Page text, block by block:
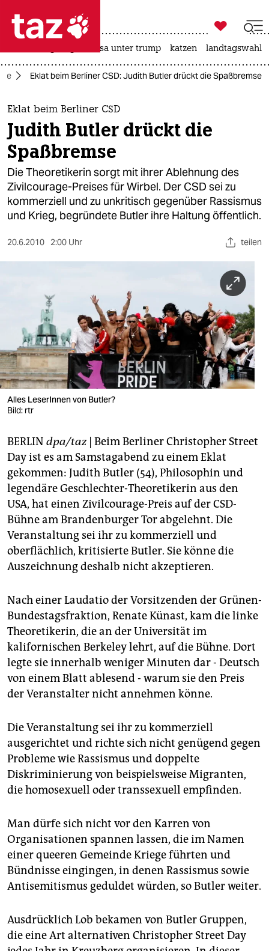
 taz zahl ich
taz zahl ich
themen
politik
öko
gesellschaft
kultur
sport
wahrheit
verlag
verlag
veranstaltungen
fragen & hilfe
unterstützen
abo
genossenschaft
epaper login

taz zahl ich
usa unter trump katzen landtagswahl
Eklat beim Berliner CSD: Judith Butler drückt die Spaßbremse
Eklat beim Berliner CSD
Judith Butler drückt die
Spaßbremse
Die Theoretikerin sorgt mit ihrer Ablehnung des
Zivilcourage-Preises für Wirbel. Der CSD sei zu
kommerziell und zu unkritisch gegenüber Rassismus
und Krieg, begründete Butler ihre Haltung öffentlich.
20.6.2010 2:00 Uhr teilen
Alles LeserInnen von Butler?
Bild: rtr
BERLIN dpa/taz| Beim Berliner Christopher Street
Day ist es am Samstagabend zu einem Eklat
gekommen: Judith Butler (54), Philosophin und
legendäre Geschlechter-Theoretikerin aus den
USA, hat einen Zivilcourage-Preis auf der CSD-
Bühne am Brandenburger Tor abgelehnt. Die
Veranstaltung sei ihr zu kommerziell und
oberflächlich, kritisierte Butler. Sie könne die
Auszeichnung deshalb nicht akzeptieren.
Nach einer Laudatio der Vorsitzenden der Grünen-
Bundestagsfraktion, Renate Künast, kam die linke
Theoretikerin, die an der Universität im
kalifornischen Berkeley lehrt, auf die Bühne. Dort
legte sie innerhalb weniger Minuten dar - Deutsch
von einem Blatt ablesend - warum sie den Preis
der Veranstalter nicht annehmen könne.
Die Veranstaltung sei ihr zu kommerziell
ausgerichtet und richte sich nicht genügend gegen
Probleme wie Rassismus und doppelte
Diskriminierung von beispielsweise Migranten,
die homosexuell oder transsexuell empfinden.
Man dürfe sich nicht vor den Karren von
Organisationen spannen lassen, die im Namen
einer queeren Gemeinde Kriege führten und
Bündnisse eingingen, in denen Rassismus sowie
Antisemitismus geduldet würden, so Butler weiter.
Ausdrücklich Lob bekamen von Butler Gruppen,
die eine Art alternativen Christopher Street Day